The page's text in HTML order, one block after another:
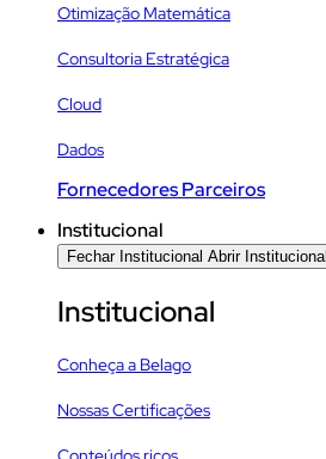
Otimização Matemática
Consultoria Estratégica
Cloud
Dados
Fornecedores Parceiros
Institucional
Fechar Institucional Abrir Institucional
Institucional
Conheça a Belago
Nossas Certificações